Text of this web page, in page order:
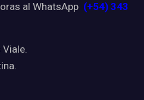
al WhatsApp (+54) 343